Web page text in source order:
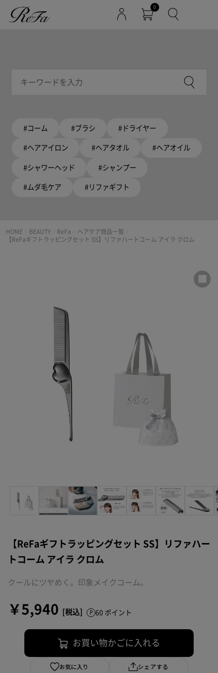
0
#コーム #ブラシ #ドライヤー
#ヘアアイロン #ヘアタオル #ヘアオイル
#シャワーヘッド #シャンプー
#ムダ毛ケア #リファギフト
HOME BEAUTY ReFa ヘアケア商品一覧
【ReFaギフトラッピングセット SS】リファハートコーム アイラ クロム
【ReFaギフトラッピングセット SS】リファハー
トコーム アイラ クロム
クールにツヤめく。印象メイクコーム。
￥5,940 60 ポイント
お買い物かごに入れる
お気に入り シェアする